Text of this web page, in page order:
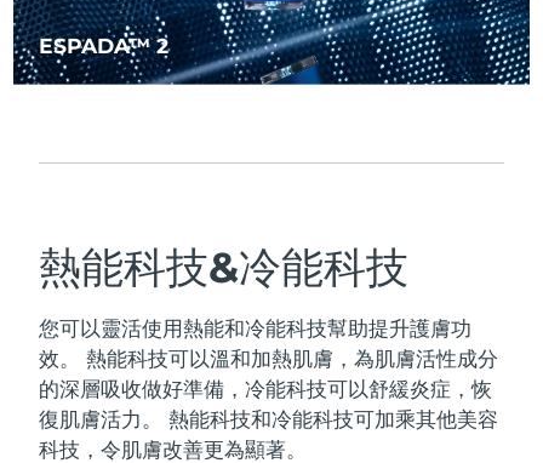
ESPADA™ 2
熱能科技&冷能科技
您可以靈活使用熱能和冷能科技幫助提升護膚功
效。
熱能科技可以溫和加熱肌膚，為肌膚活性成分
的深層吸收做好準備，冷能科技可以舒緩炎症，恢
復肌膚活力。
熱能科技和冷能科技可加乘其他美容
科技，令肌膚改善更為顯著。
羅馬尼亞 預計送達日期8/10/26
俄羅斯 預計送達日期8/18/26
斯洛伐克 預計送達日期
斯洛維尼亞 預計送達日期8/10/26
南非 預計送達日期 8/18/26
南韓 預計送達日期8/12/26